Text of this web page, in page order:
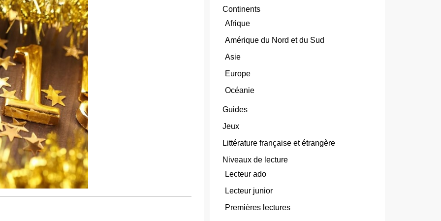
Continents
Afrique
Amérique du Nord et du Sud
Asie
Europe
Océanie
Guides
Jeux
Littérature française et étrangère
Niveaux de lecture
Lecteur ado
Lecteur junior
Premières lectures